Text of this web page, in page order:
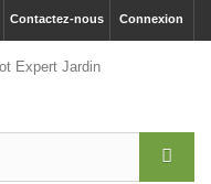
Connexion
Contactez-nous